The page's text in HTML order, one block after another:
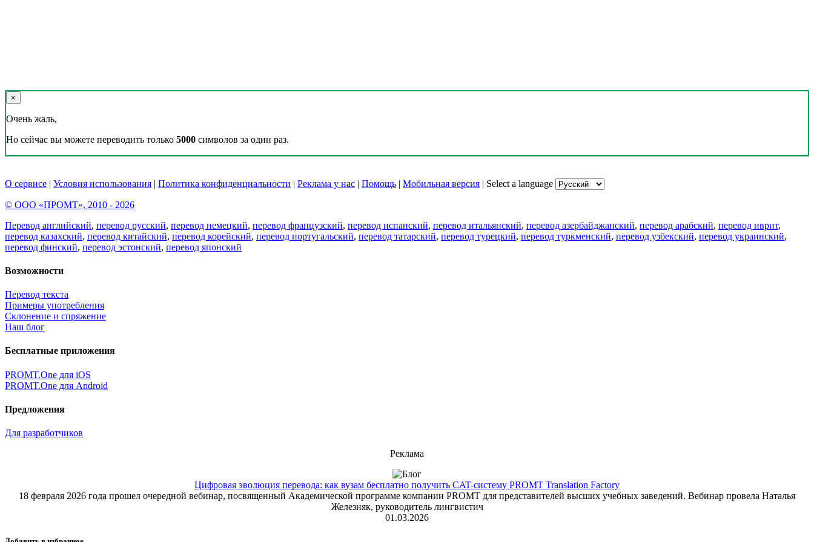
×
Очень жаль,
Но сейчас вы можете переводить только 5000 символов за один раз.
О сервисе | Условия использования | Политика конфиденциальности | Реклама у нас | Помощь | Мобильная версия | Select a language
© ООО «ПРОМТ», 2010 - 2026
Перевод английский, перевод русский, перевод немецкий, перевод французский, перевод испанский, перевод итальянский, перевод азербайджанский, перевод арабский, перевод иврит,
перевод казахский, перевод китайский, перевод корейский, перевод португальский, перевод татарский, перевод турецкий, перевод туркменский, перевод узбекский, перевод украинский,
перевод финский, перевод эстонский, перевод японский
Возможности
Перевод текста
Примеры употребления
Склонение и спряжение
Наш блог
Бесплатные приложения
PROMT.One для iOS
PROMT.One для Android
Предложения
Для разработчиков
Реклама
Цифровая эволюция перевода: как вузам бесплатно получить CAT-систему PROMT Translation Factory
18 февраля 2026 года прошел очередной вебинар, посвященный Академической программе компании PROMT для представителей высших учебных заведений. Вебинар провела Наталья
Железняк, руководитель лингвистич
01.03.2026